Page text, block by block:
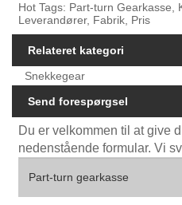
Hot Tags: Part-turn Gearkasse,
Leverandører, Fabrik, Pris
Relateret kategori
Snekkegear
Send forespørgsel
Du er velkommen til at give
nedenstående formular. Vi